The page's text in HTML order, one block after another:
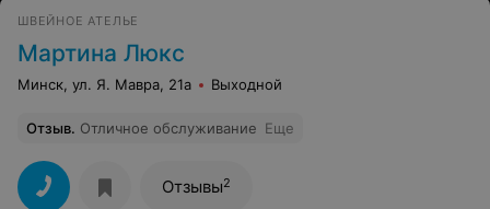
если этот конкурс станет традицией!
ШВЕЙНОЕ АТЕЛЬЕ
Мартина Люкс
Минск, ул. Я. Мавра, 21а Выходной
Отзыв. Отличное обслуживание Еще
Отзывы2